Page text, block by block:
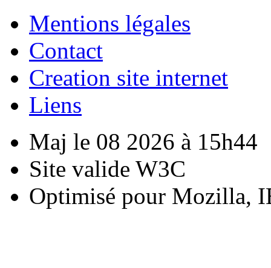
Mentions légales
Contact
Creation site internet
Liens
Maj le 08 2026 à 15h44
Site valide W3C
Optimisé pour Mozilla,